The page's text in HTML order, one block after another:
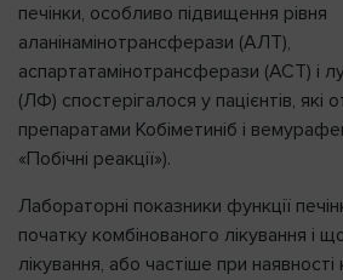
печінки, особливо підвищення рівня
аланінамінотрансферази (АЛТ),
аспартатамінотрансферази (АСТ) і
(ЛФ) спостерігалося у пацієнтів, які
препаратами Кобіметиніб і
«Побічні реакції»).
Лабораторні показники функції
початку комбінованого лікування і
лікування, або частіше при наявності